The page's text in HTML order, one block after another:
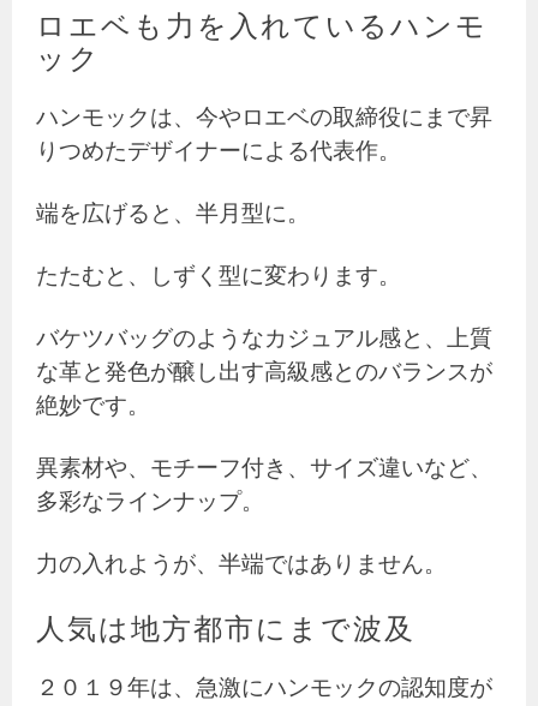
ロエベも力を入れているハンモ
ック
ハンモックは、今やロエベの取締役にまで昇
りつめたデザイナーによる代表作。
端を広げると、半月型に。
たたむと、しずく型に変わります。
バケツバッグのようなカジュアル感と、上質
な革と発色が醸し出す高級感とのバランスが
絶妙です。
異素材や、モチーフ付き、サイズ違いなど、
多彩なラインナップ。
力の入れようが、半端ではありません。
人気は地方都市にまで波及
２０１９年は、急激にハンモックの認知度が